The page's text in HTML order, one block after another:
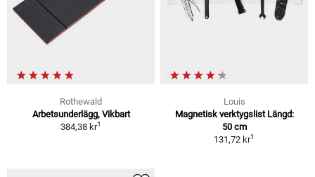
Rothewald
Arbetsunderlägg, Vikbart
384,38 kr1
Louis
Magnetisk verktygslist Längd:
50 cm
131,72 kr1